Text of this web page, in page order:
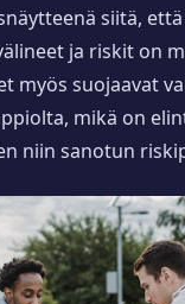
siitä,
ja riskit on
myös suojaavat
mikä on
niin sanotun